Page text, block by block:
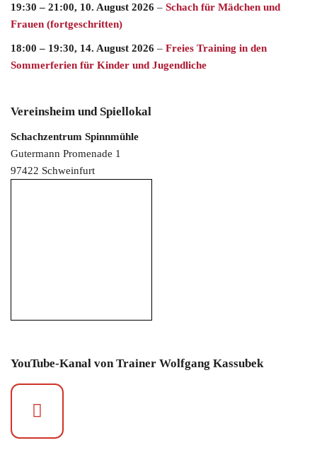
19:30 – 21:00, 10. August 2026 – Schach für Mädchen und
Frauen (fortgeschritten)
18:00 – 19:30, 14. August 2026 – Freies Training in den
Sommerferien für Kinder und Jugendliche
Vereinsheim und Spiellokal
Schachzentrum Spinnmühle
Gutermann Promenade 1
97422 Schweinfurt
YouTube-Kanal von Trainer Wolfgang Kassubek